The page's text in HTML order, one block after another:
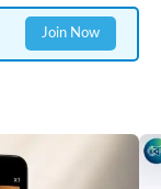
Join Now